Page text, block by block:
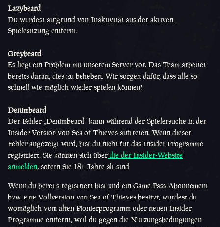
Lazybeard
Du wurdest aufgrund von Inaktivität aus der aktiven
Spielesitzung entfernt.
Greybeard
Es liegt ein Problem mit unserem Server vor. Das Team arbeitet
bereits daran, dies zu beheben. Wir sorgen dafür, dass alle so
schnell wie möglich wieder spielen können!
Denimbeard
Der Fehler „Denimbeard“ kann während der Spielersuche in der
Insider-Version von Sea of Thieves auftreten. Wenn dieser
Fehler angezeigt wird, bist du nicht für das Insider Programme
registriert. Sie können sich über die der Insider-Website
anmelden, sofern Sie 18+ Jahre alt sind
Wenn du bereits registriert bist und ein Game Pass-Abonnement
bzw. eine Vollversion von Sea of Thieves besitzt, wurdest du
womöglich vom alten Pionierprogramm oder neuen Insider
Programme entfernt, weil du gegen die Nutzungsbedingungen